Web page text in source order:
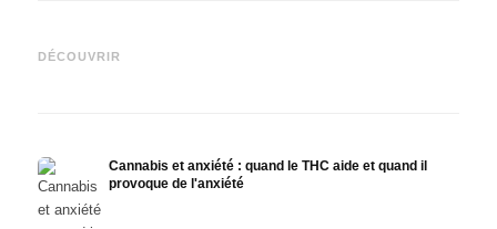
DÉCOUVRIR
CBD, Epidiolex et l'état actuel
Cannabis et anxiété : quand le THC aide et quand il
provoque de l'anxiété